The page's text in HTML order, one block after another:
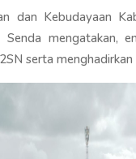
dan Kebudayaan
Senda mengatakan,
serta